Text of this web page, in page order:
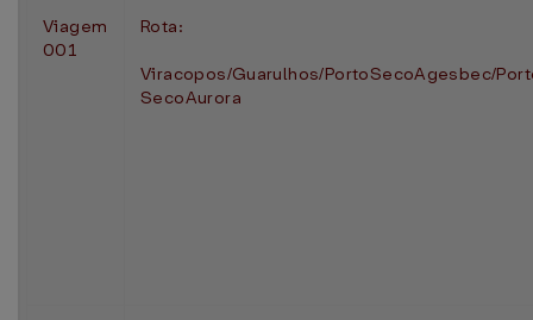
Viagem
001
Rota:
Viracopos/Guarulhos/PortoSecoAgesbec/
SecoAurora